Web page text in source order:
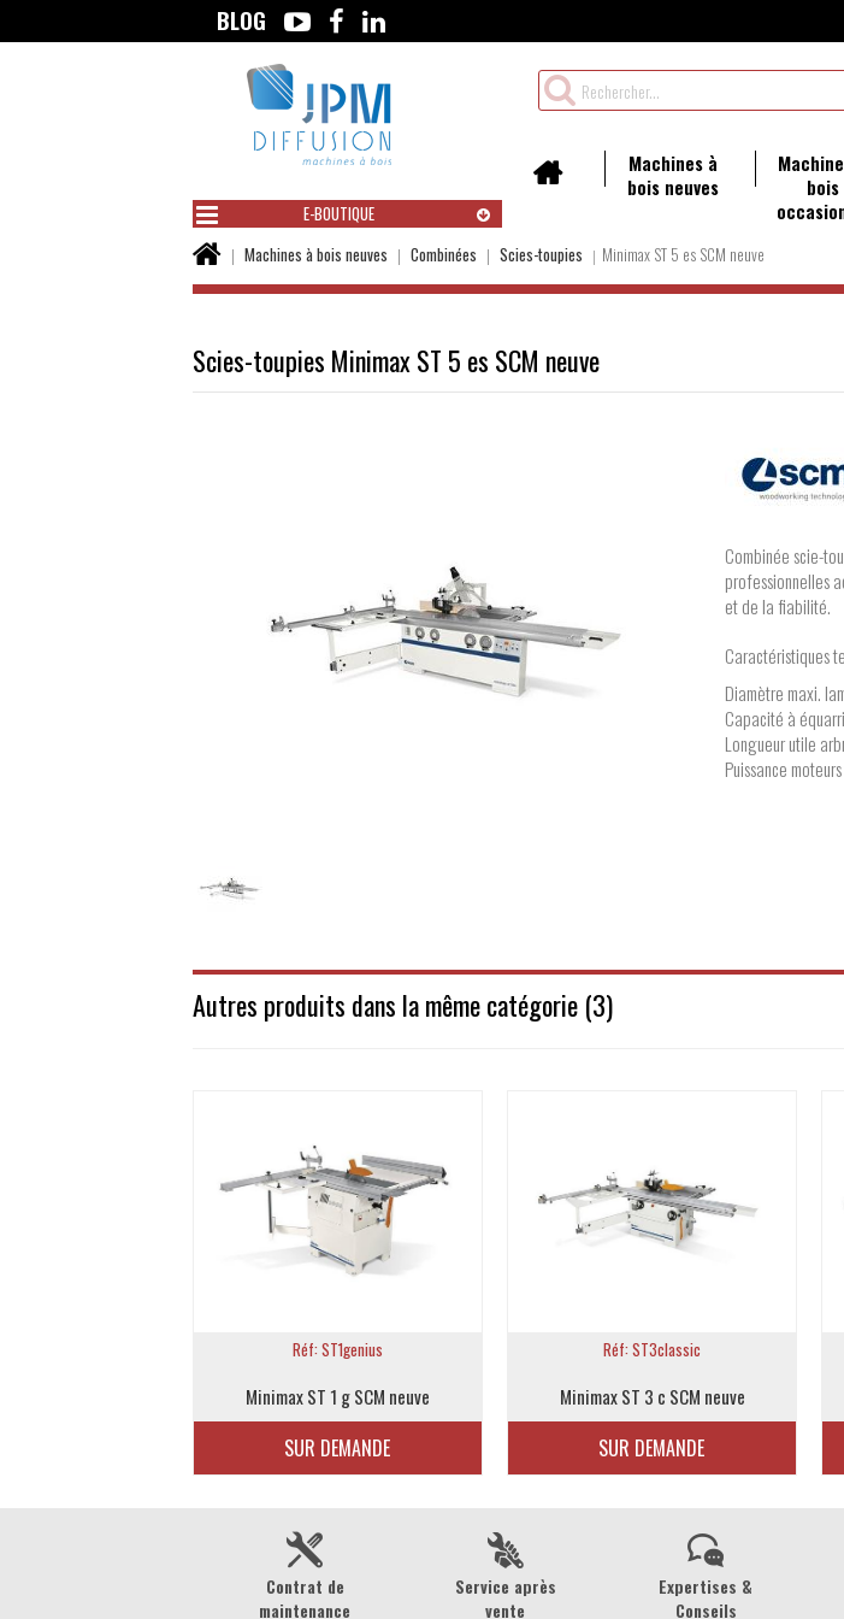
BLOG
Rechercher
un
Machines à
bois neuves
bois
E-BOUTIQUE
Vous
ici :
Machines à bois neuves Combinées Scies-toupies Minimax ST 5 es SCM neuve
Scies-toupies Minimax ST 5 es SCM neuve
Combinée scie-
professionnelles
et de la fiabilité.
Caractéristiques
Diamètre maxi.
Capacité à
Longueur utile
Puissance
Autres produits dans la même catégorie (3)
Réf: ST1genius
Minimax ST 1 g SCM neuve
SUR DEMANDE
Réf: ST3classic
Minimax ST 3 c SCM neuve
SUR DEMANDE
Contrat de
maintenance
Service après
vente
Expertises &
Conseils